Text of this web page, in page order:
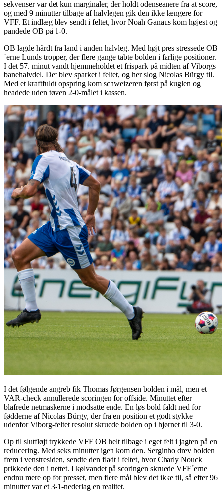
sekvenser var det kun marginaler, der holdt odenseanere fra at score,
og med 9 minutter tilbage af halvlegen gik den ikke længere for
VFF. Et indlæg blev sendt i feltet, hvor Noah Ganaus kom højest og
pandede OB på 1-0.
OB lagde hårdt fra land i anden halvleg. Med højt pres stressede OB
´erne Lunds tropper, der flere gange tabte bolden i farlige positioner.
I det 57. minut vandt hjemmeholdet et frispark på midten af Viborgs
banehalvdel. Det blev sparket i feltet, og her slog Nicolas Bürgy til.
Med et kraftfuldt opspring kom schweizeren først på kuglen og
headede uden tøven 2-0-målet i kassen.
I det følgende angreb fik Thomas Jørgensen bolden i mål, men et
VAR-check annullerede scoringen for offside. Minuttet efter
blafrede netmaskerne i modsatte ende. En løs bold faldt ned for
fødderne af Nicolas Bürgy, der fra en position et godt stykke
udenfor Viborg-feltet resolut skruede bolden op i hjørnet til 3-0.
Op til slutfløjt trykkede VFF OB helt tilbage i eget felt i jagten på en
reducering. Med seks minutter igen kom den. Serginho drev bolden
frem i venstresiden, sendte den fladt i feltet, hvor Charly Nouck
prikkede den i nettet. I kølvandet på scoringen skruede VFF´erne
endnu mere op for presset, men flere mål blev det ikke til, så efter 96
minutter var et 3-1-nederlag en realitet.